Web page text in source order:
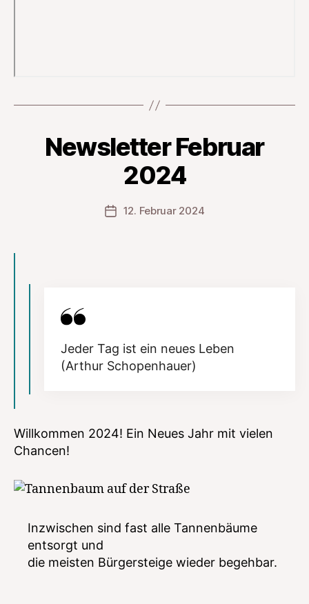
Newsletter Februar
2024
Veröffentlichungsdatum
12. Februar 2024
Jeder Tag ist ein neues Leben
(Arthur Schopenhauer)
Willkommen 2024! Ein Neues Jahr mit vielen
Chancen!
Inzwischen sind fast alle Tannenbäume
entsorgt und
die meisten Bürgersteige wieder begehbar.